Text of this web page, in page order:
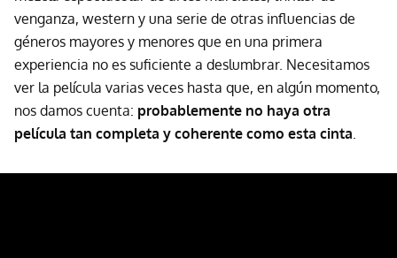
venganza, western y una serie de otras influencias de
géneros mayores y menores que en una primera
experiencia no es suficiente a deslumbrar. Necesitamos
ver la película varias veces hasta que, en algún momento,
nos damos cuenta: probablemente no haya otra
película tan completa y coherente como esta cinta.